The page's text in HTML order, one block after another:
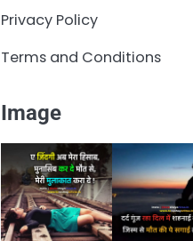
Privacy Policy
Terms and Conditions
Image